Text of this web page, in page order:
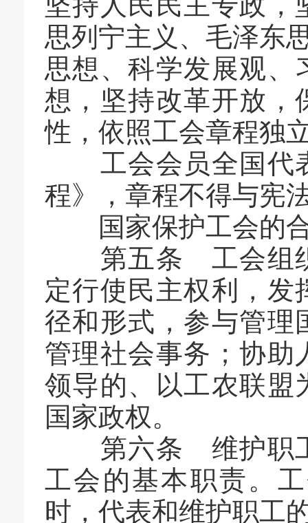
思列宁主义、毛泽东
思想、科学发展观、
想，坚持改革开放，
性，依照工会章程独
工会会员全国代表
程》，章程不得与宪
国家保护工会的合
第五条 工会组织
定行使民主权利，发
径和形式，参与管理
管理社会事务；协助
领导的、以工农联盟
国家政权。
第六条 维护职工
工会的基本职责。
时，代表和维护职工